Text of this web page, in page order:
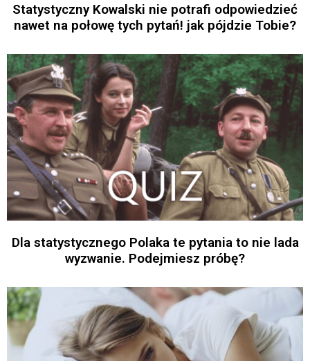
Statystyczny Kowalski nie potrafi odpowiedzieć
nawet na połowę tych pytań! jak pójdzie Tobie?
Dla statystycznego Polaka te pytania to nie lada
wyzwanie. Podejmiesz próbę?